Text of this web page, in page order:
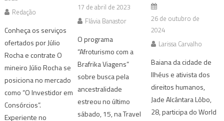
Redação
Conheça os serviços
ofertados por Júlio
Rocha e contrate O
mineiro Júlio Rocha se
posiciona no mercado
como “O Investidor em
Consórcios”.
Experiente no
17 de abril de 2023
Flávia Banastor
O programa
“Afroturismo com a
Brafrika Viagens”
sobre busca pela
ancestralidade
estreou no último
sábado, 15, na Travel
26 de outubro de
2024
Larissa Carvalho
Baiana da cidade de
Ilhéus e ativista dos
direitos humanos,
Jade Alcântara Lôbo,
28, participa do World